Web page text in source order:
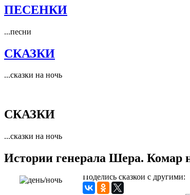
ПЕСЕНКИ
...песни
СКАЗКИ
...сказки на ночь
СКАЗКИ
...сказки на ночь
Истории генерала Шера. Комар
Поделись сказкой с другими: